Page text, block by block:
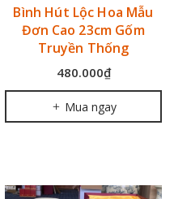
Bình Hút Lộc Hoa Mẫu
Đơn Cao 23cm Gốm
Truyền Thống
480.000₫
Mua ngay